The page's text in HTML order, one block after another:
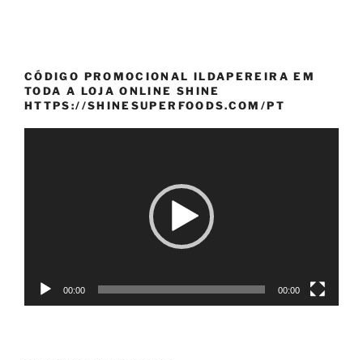
CÓDIGO PROMOCIONAL ILDAPEREIRA EM
TODA A LOJA ONLINE SHINE
HTTPS://SHINESUPERFOODS.COM/PT
00:00 00:00